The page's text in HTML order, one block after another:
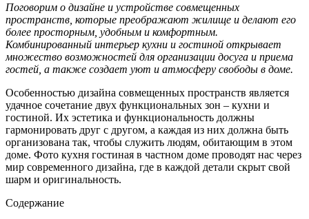
Поговорим о дизайне и устройстве совмещенных
пространств, которые преображают жилище и делают его
более просторным, удобным и комфортным.
Комбинированный интерьер кухни и гостиной открывает
множество возможностей для организации досуга и приема
гостей, а также создает уют и атмосферу свободы в доме.
Особенностью дизайна совмещенных пространств является
удачное сочетание двух функциональных зон – кухни и
гостиной. Их эстетика и функциональность должны
гармонировать друг с другом, а каждая из них должна быть
организована так, чтобы служить людям, обитающим в этом
доме. Фото кухня гостиная в частном доме проводят нас через
мир современного дизайна, где в каждой детали скрыт свой
шарм и оригинальность.
Содержание